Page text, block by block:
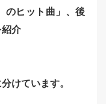
のヒット曲」、後
介
けています。